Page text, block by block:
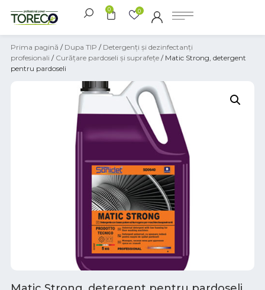
0 0
Prima pagină / Dupa TIP / Detergenți și dezinfectanți
profesionali / Curățare pardoseli și suprafețe / Matic Strong, detergent
pentru pardoseli